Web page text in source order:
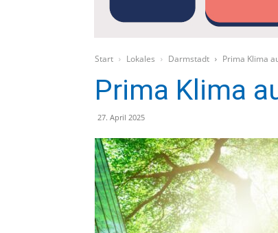
Start Lokales Darmstadt Prima Klima
Prima Klima
27. April 2025